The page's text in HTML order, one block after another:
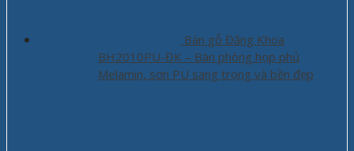
Bàn gỗ Đăng Khoa
BH2010PU-ĐK – Bàn phòng họp phủ
Melamin, sơn PU sang trọng và bền đẹp